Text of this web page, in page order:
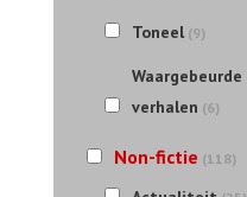
Toneel (9)
Waargebeurde
verhalen (6)
Non-fictie (118)